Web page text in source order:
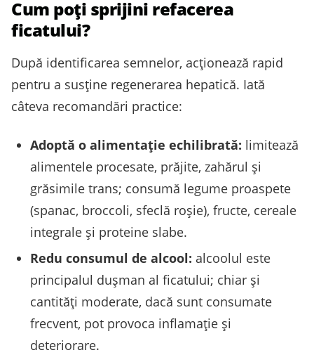
Cum poți sprijini refacerea
ficatului?
După identificarea semnelor, acționează rapid
pentru a susține regenerarea hepatică. Iată
câteva recomandări practice:
Adoptă o alimentație echilibrată: limitează
alimentele procesate, prăjite, zahărul și
grăsimile trans; consumă legume proaspete
(spanac, broccoli, sfeclă roșie), fructe, cereale
integrale și proteine slabe.
Redu consumul de alcool: alcoolul este
principalul dușman al ficatului; chiar și
cantități moderate, dacă sunt consumate
frecvent, pot provoca inflamație și
deteriorare.